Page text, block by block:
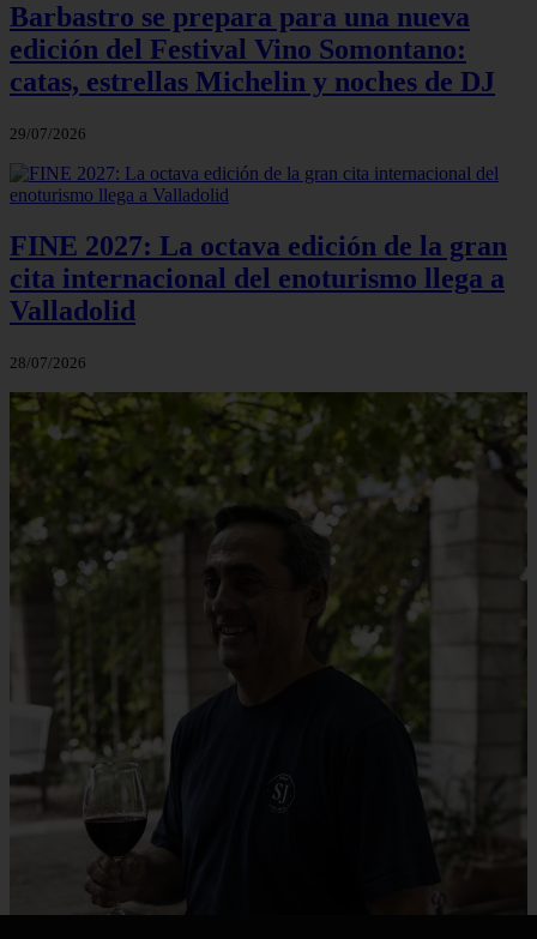
Barbastro se prepara para una nueva
edición del Festival Vino Somontano:
catas, estrellas Michelin y noches de DJ
29/07/2026
FINE 2027: La octava edición de la gran
cita internacional del enoturismo llega a
Valladolid
28/07/2026